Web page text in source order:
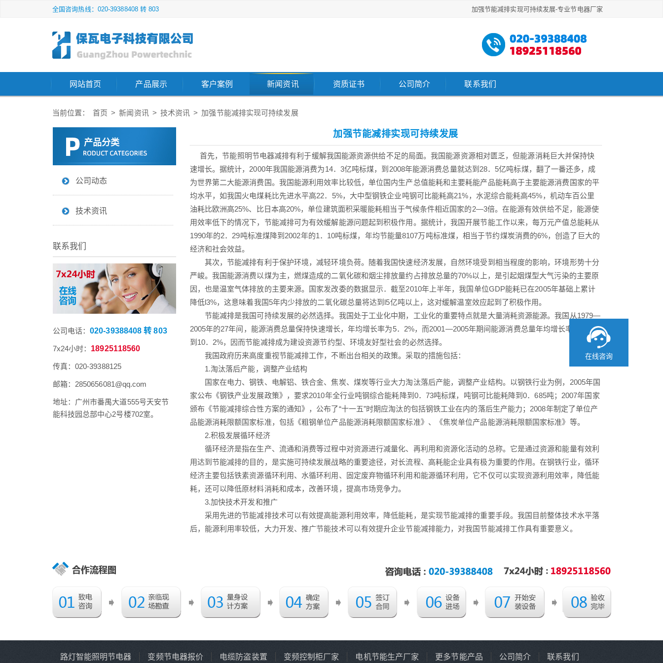
加强节能减排实现可持续发展-专业节电器厂家
全国咨询热线：020-39388408 转 803
网站首页 产品展示 客户案例 新闻资讯 资质证书 公司简介 联系我们
当前位置： 首页 > 新闻资讯 > 技术资讯 > 加强节能减排实现可持续发展
加强节能减排实现可持续发展
首先，节能照明节电器减排有利于缓解我国能源资源供给不足的局面。我国能源资源相对匮乏，但能源消耗巨大并保持快
速增长。据统计，2000年我国能源消费为14．3亿吨标煤，到2008年能源消费总量就达到28．5亿吨标煤，翻了一番还多，成
为世界第二大能源消费国。我国能源利用效率比较低，单位国内生产总值能耗和主要耗能产品能耗高于主要能源消费国家的平
均水平，如我国火电煤耗比先进水平高22．5%，大中型钢铁企业吨钢可比能耗高21%，水泥综合能耗高45%，机动车百公里
油耗比欧洲高25%、比日本高20%，单位建筑面积采暖能耗相当于气候条件相近国家的2—3倍。在能源有效供给不足，能源使
用效率低下的情况下，节能减排可为有效缓解能源问题起到积极作用。据统计，我国开展节能工作以来，每万元产值总能耗从
1990年的2．29吨标准煤降到2002年的1．10吨标煤，年均节能量8107万吨标准煤，相当于节约煤炭消费的6%，创造了巨大的
经济和社会效益。
其次，节能减排有利于保护环境，减轻环境负荷。随着我国快速经济发展，自然环境受到相当程度的影响，环境形势十分
严峻。我国能源消费以煤为主，燃煤造成的二氧化碳和烟尘排放量约占排放总量的70%以上，是引起烟煤型大气污染的主要原
因，也是温室气体排放的主要来源。国家发改委的数据显示．截至2010年上半年，我国单位GDP能耗已在2005年基础上累计
降低l3%，这意味着我国5年内少排放的二氧化碳总量将达到l5亿吨以上，这对缓解温室效应起到了积极作用。
节能减排是我国可持续发展的必然选择。我国处于工业化中期，工业化的重要特点就是大量消耗资源能源。我国从1979—
2005年的27年间，能源消费总量保持快速增长，年均增长率为5．2%，而2001—2005年期间能源消费总量年均增长率更是达
到10．2%，因而节能减排成为建设资源节约型、环境友好型社会的必然选择。
我国政府历来高度重视节能减排工作，不断出台相关的政策。采取的措施包括：
1.淘汰落后产能，调整产业结构
国家在电力、钢铁、电解铝、铁合金、焦炭、煤炭等行业大力淘汰落后产能，调整产业结构。以钢铁行业为例，2005年国
家公布《钢铁产业发展政策》，要求2010年全行业吨钢综合能耗降到0．73吨标煤，吨钢可比能耗降到0．685吨；2007年国家
颁布《节能减排综合性方案的通知》，公布了“十一五”时期应淘汰的包括钢铁工业在内的落后生产能力；2008年制定了单位产
品能源消耗限额国家标准，包括《粗钢单位产品能源消耗限额国家标准》、《焦炭单位产品能源消耗限额国家标准》等。
2.积极发展循环经济
循环经济是指在生产、流通和消费等过程中对资源进行减量化、再利用和资源化活动的总称。它是通过资源和能量有效利
用达到节能减排的目的，是实施可持续发展战略的重要途径，对长流程、高耗能企业具有极为重要的作用。在钢铁行业，循环
经济主要包括铁素资源循环利用、水循环利用、固定废弃物循环利用和能源循环利用，它不仅可以实现资源利用效率，降低能
耗，还可以降低原材料消耗和成本，改善环境，提高市场竞争力。
3.加快技术开发和推广
采用先进的节能减排技术可以有效提高能源利用效率，降低能耗，是实现节能减排的重要手段。我国目前整体技术水平落
后，能源利用率较低，大力开发、推广节能技术可以有效提升企业节能减排能力，对我国节能减排工作具有重要意义。
产品分类
公司动态
技术资讯
联系我们
公司电话： 020-39388408 转 803
7x24小时： 18925118560
传真：020-39388125
邮箱：2850656081@qq.com
地址：广州市番禺大道555号天安节
能科技园总部中心2号楼702室。
路灯智能照明节电器 变频节电器报价 电缆防盗装置 变频控制柜厂家 电机节能生产厂家 更多节能产品 公司简介 联系我们
在线咨询